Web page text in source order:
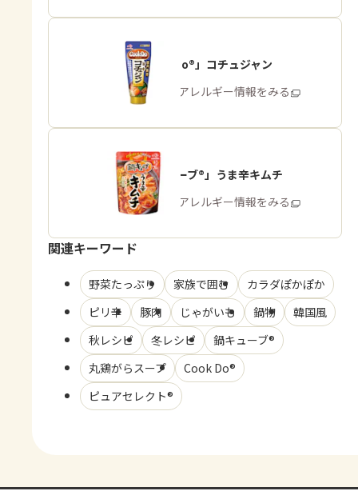
「Cook Do®」コチュジャン
商品・アレルギー情報をみる
「鍋キューブ®」うま辛キムチ
商品・アレルギー情報をみる
関連キーワード
野菜たっぷり 家族で囲む
カラダぽかぽか
ピリ辛
豚肉 じゃがいも 鍋物
韓国風
秋レシピ
冬レシピ
鍋キューブ®
丸鶏がらスープ
Cook Do®
ピュアセレクト®